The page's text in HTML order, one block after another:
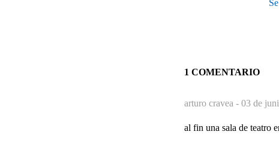
1 COMENTARIO
arturo cravea - 03 de
al fin una sala de teatro